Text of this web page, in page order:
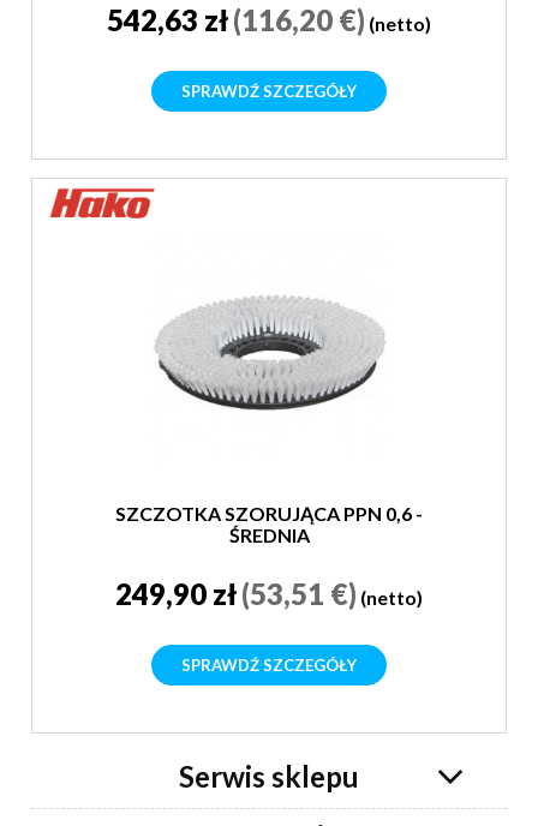
542,63 zł(116,20 €) (netto)
SPRAWDŹ SZCZEGÓŁY
SZCZOTKA SZORUJĄCA PPN 0,6 -
ŚREDNIA
249,90 zł(53,51 €) (netto)
SPRAWDŹ SZCZEGÓŁY
Serwis sklepu